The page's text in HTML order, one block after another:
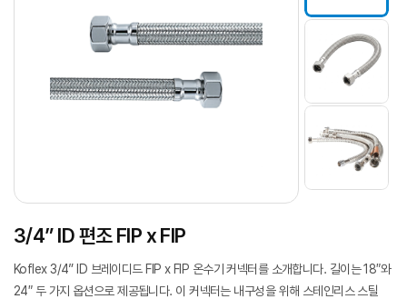
3/4” ID 편조 FIP x FIP
Koflex 3/4” ID 브레이디드 FIP x FIP 온수기 커넥터를 소개합니다. 길이는 18″와
24″ 두 가지 옵션으로 제공됩니다. 이 커넥터는 내구성을 위해 스테인리스 스틸